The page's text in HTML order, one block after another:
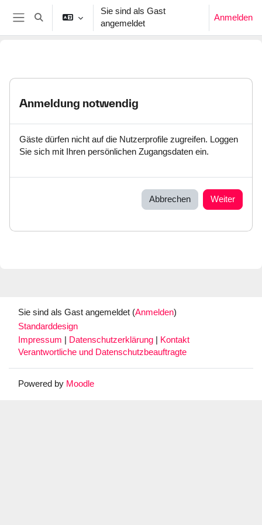
Zum Hauptinhalt
Website-Übersicht
Sucheingabe umschalten
Sie sind als Gast
angemeldet
Anmelden
Anmeldung notwendig
Gäste dürfen nicht auf die Nutzerprofile zugreifen. Loggen
Sie sich mit Ihren persönlichen Zugangsdaten ein.
Abbrechen Weiter
Sie sind als Gast angemeldet (Anmelden)
Standarddesign
Impressum
Datenschutzerklärung
Kontakt
Verantwortliche und Datenschutzbeauftragte
Powered by Moodle